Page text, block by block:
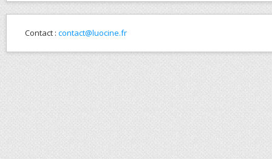
Contact : contact@luocine.fr